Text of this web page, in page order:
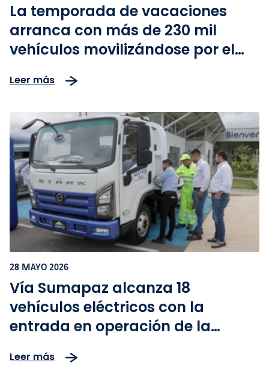
La temporada de vacaciones
arranca con más de 230 mil
vehículos movilizándose por el
Leer más
28 MAYO 2026
Vía Sumapaz alcanza 18
vehículos eléctricos con la
entrada en operación de la
corredor
Leer más